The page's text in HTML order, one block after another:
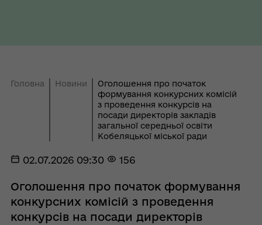
Головна Новини
Оголошення про початок
формування конкурсних комісій
з проведення конкурсів на
посади директорів закладів
загальної середньої освіти
Кобеляцької міської ради
02.07.2026 09:30 156
Оголошення про початок формування
конкурсних комісій з проведення
конкурсів на посади директорів